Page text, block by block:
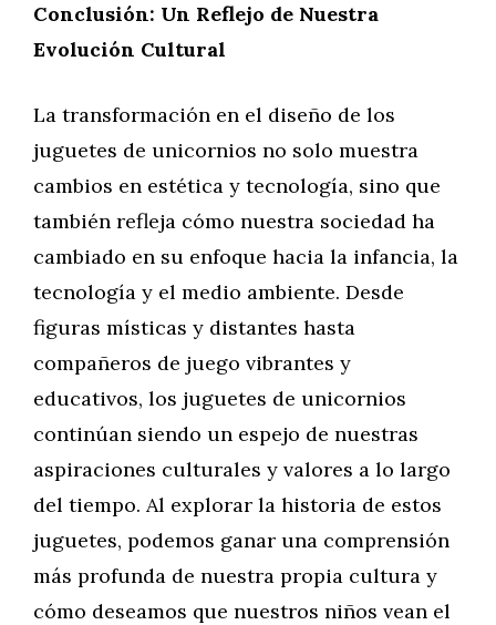
Conclusión: Un Reflejo de Nuestra
Evolución Cultural
La transformación en el diseño de los
juguetes de unicornios no solo muestra
cambios en estética y tecnología, sino que
también refleja cómo nuestra sociedad ha
cambiado en su enfoque hacia la infancia, la
tecnología y el medio ambiente. Desde
figuras místicas y distantes hasta
compañeros de juego vibrantes y
educativos, los juguetes de unicornios
continúan siendo un espejo de nuestras
aspiraciones culturales y valores a lo largo
del tiempo. Al explorar la historia de estos
juguetes, podemos ganar una comprensión
más profunda de nuestra propia cultura y
cómo deseamos que nuestros niños vean el